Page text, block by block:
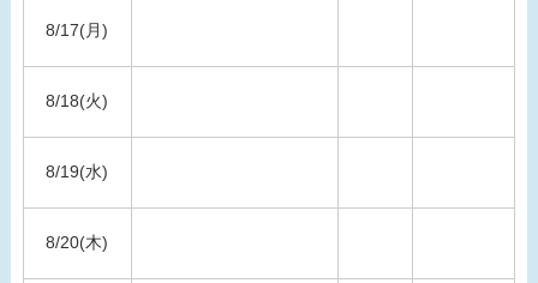
8/17(月)
8/18(火)
8/19(水)
8/20(木)